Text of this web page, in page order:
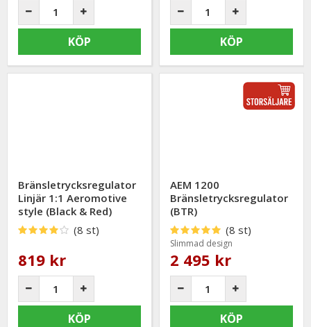
KÖP KÖP
Bränsletrycksregulator
Linjär 1:1 Aeromotive
style (Black & Red)
(8 st)
819 kr
KÖP
AEM 1200
Bränsletrycksregulator
(BTR)
(8 st)
Slimmad design
2 495 kr
KÖP